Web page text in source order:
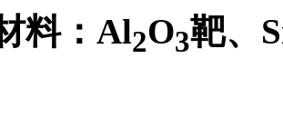
料：Al2O3靶、